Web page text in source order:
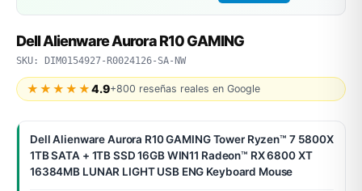
Dell Alienware Aurora R10 GAMING
SKU: DIM0154927-R0024126-SA-NW
★★★★★4.9+800 reseñas reales en Google
Dell Alienware Aurora R10 GAMING Tower Ryzen™ 7 5800X
1TB SATA + 1TB SSD 16GB WIN11 Radeon™ RX 6800 XT
16384MB LUNAR LIGHT USB ENG Keyboard Mouse